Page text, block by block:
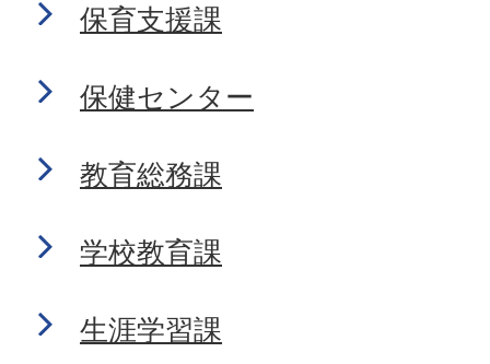
保育支援課
保健センター
教育総務課
学校教育課
生涯学習課